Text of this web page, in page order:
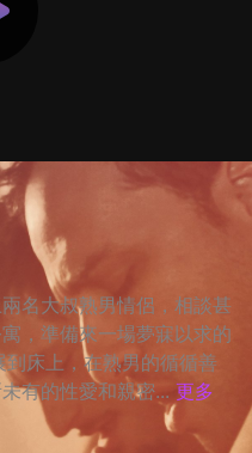
名大叔熟男情侶，相談甚
，準備來一場夢寐以求的
床上，在熟男的循循善
有的性愛和親密... 更多